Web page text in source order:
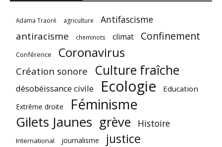
Adama Traoré agriculture Antifascisme
antiracisme cheminots climat Confinement
Conférence Coronavirus
Création sonore Culture fraîche
désobéissance civile Ecologie Education
Extrême droite Féminisme
Gilets Jaunes grève Histoire
International journalisme justice